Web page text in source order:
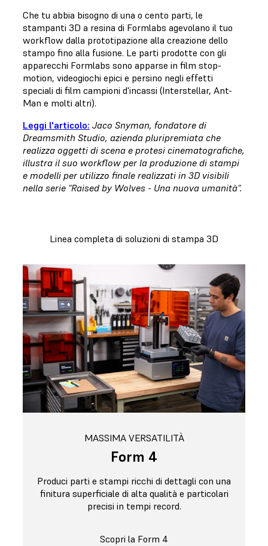
Che tu abbia bisogno di una o cento parti, le
stampanti 3D a resina di Formlabs agevolano il tuo
workflow dalla prototipazione alla creazione dello
stampo fino alla fusione. Le parti prodotte con gli
apparecchi Formlabs sono apparse in film stop-
motion, videogiochi epici e persino negli effetti
speciali di film campioni d'incassi (Interstellar, Ant-
Man e molti altri).
Leggi l'articolo: Jaco Snyman, fondatore di
Dreamsmith Studio, azienda pluripremiata che
realizza oggetti di scena e protesi cinematografiche,
illustra il suo workflow per la produzione di stampi
e modelli per utilizzo finale realizzati in 3D visibili
nella serie "Raised by Wolves - Una nuova umanità".
Linea completa di soluzioni di stampa 3D
MASSIMA VERSATILITÀ
Form 4
Produci parti e stampi ricchi di dettagli con una
finitura superficiale di alta qualità e particolari
precisi in tempi record.
Scopri la Form 4